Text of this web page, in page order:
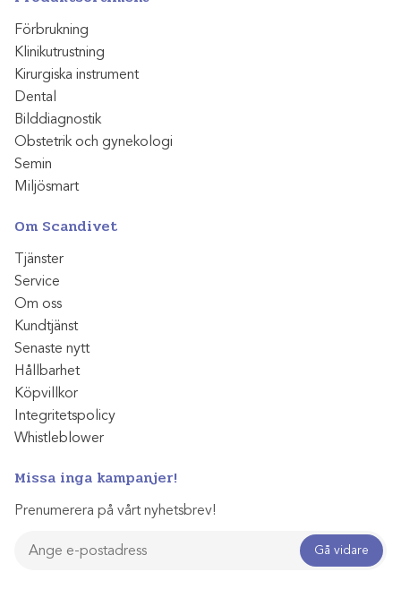
Förbrukning
Klinikutrustning
Kirurgiska instrument
Dental
Bilddiagnostik
Obstetrik och gynekologi
Semin
Miljösmart
Om Scandivet
Tjänster
Service
Om oss
Kundtjänst
Senaste nytt
Hållbarhet
Köpvillkor
Integritetspolicy
Whistleblower
Missa inga kampanjer!
Prenumerera på vårt nyhetsbrev!
Gå vidare